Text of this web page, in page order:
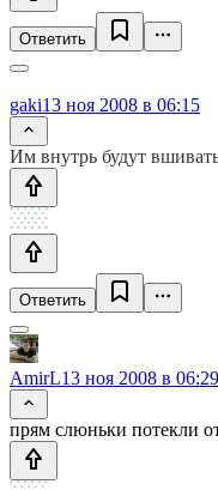
Ответить
gaki13 ноя 2008 в 06:15
Им внутрь будут
Ответить
AmirL13 ноя 2008 в 06:29
прям слюньки потекли